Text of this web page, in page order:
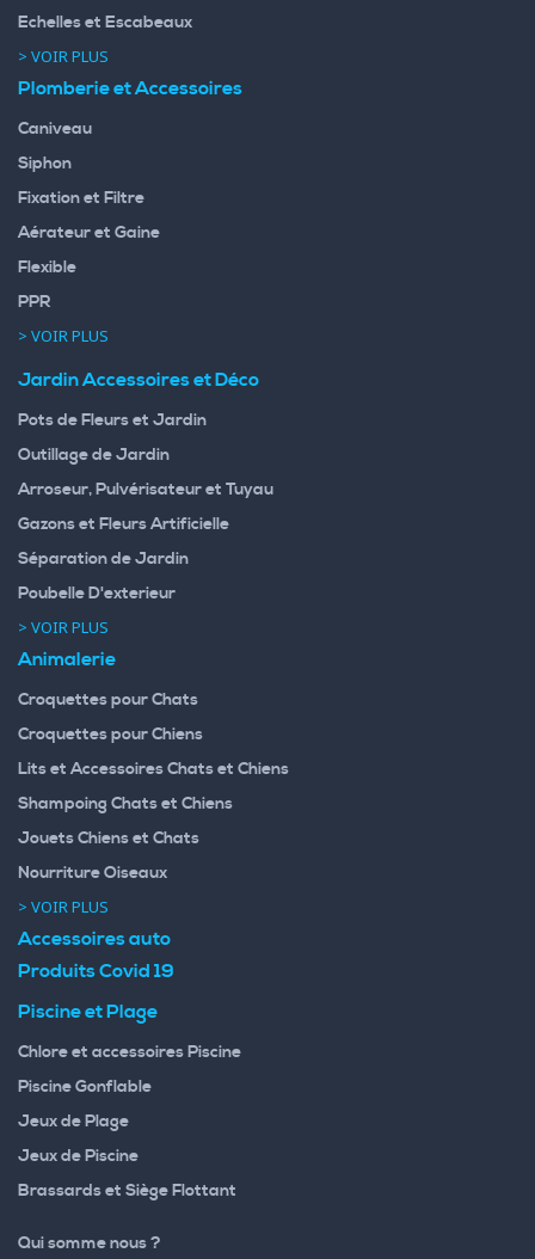
Echelles et Escabeaux
> VOIR PLUS
Plomberie et Accessoires
Caniveau
Siphon
Fixation et Filtre
Aérateur et Gaine
Flexible
PPR
> VOIR PLUS
Jardin Accessoires et Déco
Pots de Fleurs et Jardin
Outillage de Jardin
Arroseur, Pulvérisateur et Tuyau
Gazons et Fleurs Artificielle
Séparation de Jardin
Poubelle D'exterieur
> VOIR PLUS
Animalerie
Croquettes pour Chats
Croquettes pour Chiens
Lits et Accessoires Chats et Chiens
Shampoing Chats et Chiens
Jouets Chiens et Chats
Nourriture Oiseaux
> VOIR PLUS
Accessoires auto
Produits Covid 19
Piscine et Plage
Chlore et accessoires Piscine
Piscine Gonflable
Jeux de Plage
Jeux de Piscine
Brassards et Siège Flottant
Qui somme nous ?